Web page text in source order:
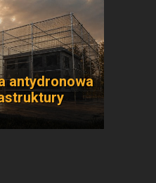
antydronowa